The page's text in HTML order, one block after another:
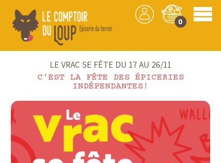
0
Accueil
LE VRAC SE FÊTE DU 17 AU 26/11
C’EST LA FÊTE DES ÉPICERIES
INDÉPENDANTES!